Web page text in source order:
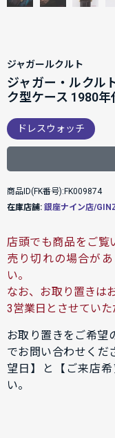
ジャガールクルト
ジャガー・ルクル
ク型ケース 1980
ドレスウォッチ
商品ID(FK番号):FK009874
在庫店舗: 銀座ナイン店/
店頭でも商品をご覧
売り切れの場合が
い。
なお、お取り置きは
3営業日とさせていた
お取り置きをご希望
でお問い合わせくだ
望日】と【ご来店
い。